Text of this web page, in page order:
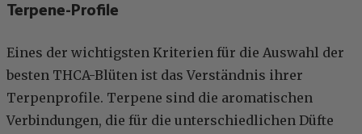
Terpene-Profile
Eines der wichtigsten Kriterien für die Auswahl der
besten THCA-Blüten ist das Verständnis ihrer
Terpenprofile. Terpene sind die aromatischen
Verbindungen, die für die unterschiedlichen Düfte